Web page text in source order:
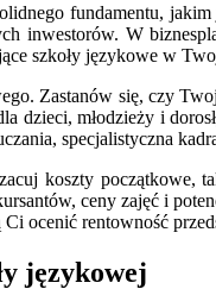
fundamentu,
inwestorów. W
szkoły językowe w
Zastanów się, czy
dzieci, młodzieży i
specjalistyczna
koszty
ceny zajęć i
ocenić rentowność
językowej